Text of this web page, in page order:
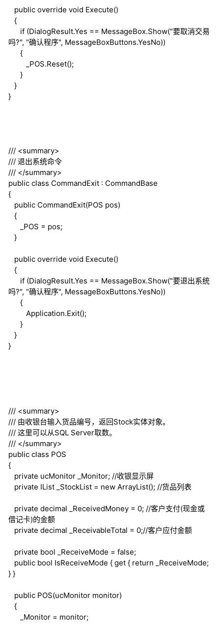
public override void Execute()
{
if (DialogResult.Yes == MessageBox.Show("要取消交易
吗?", "确认程序", MessageBoxButtons.YesNo))
{
_POS.Reset();
}
}
}
/// <summary>
/// 退出系统命令
/// </summary>
public class CommandExit : CommandBase
{
public CommandExit(POS pos)
{
_POS = pos;
}
public override void Execute()
{
if (DialogResult.Yes == MessageBox.Show("要退出系统
吗?", "确认程序", MessageBoxButtons.YesNo))
{
Application.Exit();
}
}
}
/// <summary>
/// 由收银台输入货品编号，返回Stock实体对象。
/// 这里可以从SQL Server取数。
/// </summary>
public class POS
{
private ucMonitor _Monitor; //收银显示屏
private IList _StockList = new ArrayList(); //货品列表
private decimal _ReceivedMoney = 0; //客户支付(现金或
借记卡)的金额
private decimal _ReceivableTotal = 0;//客户应付金额
private bool _ReceiveMode = false;
public bool IsReceiveMode { get { return _ReceiveMode;
} }
public POS(ucMonitor monitor)
{
_Monitor = monitor;